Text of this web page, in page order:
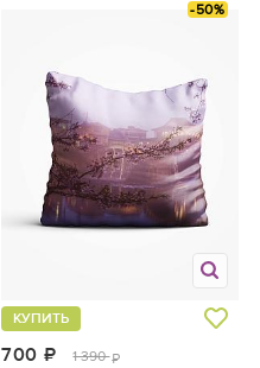
-50%
700 руб.
1 390 руб.
КУПИТЬ